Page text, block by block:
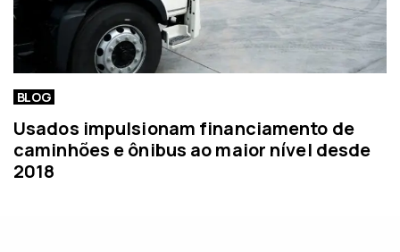
BLOG
Usados impulsionam financiamento de
caminhões e ônibus ao maior nível desde
2018